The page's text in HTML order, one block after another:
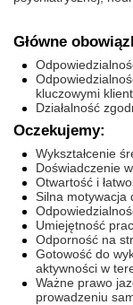
Główne
kluczowymi
Działalność
Oczekujemy:
Wykształcenie
Doświadczenie
Otwartość i
Silna motywacja
Umiejętność
Odporność na
Gotowość do
aktywności w
Ważne prawo
prowadzeniu